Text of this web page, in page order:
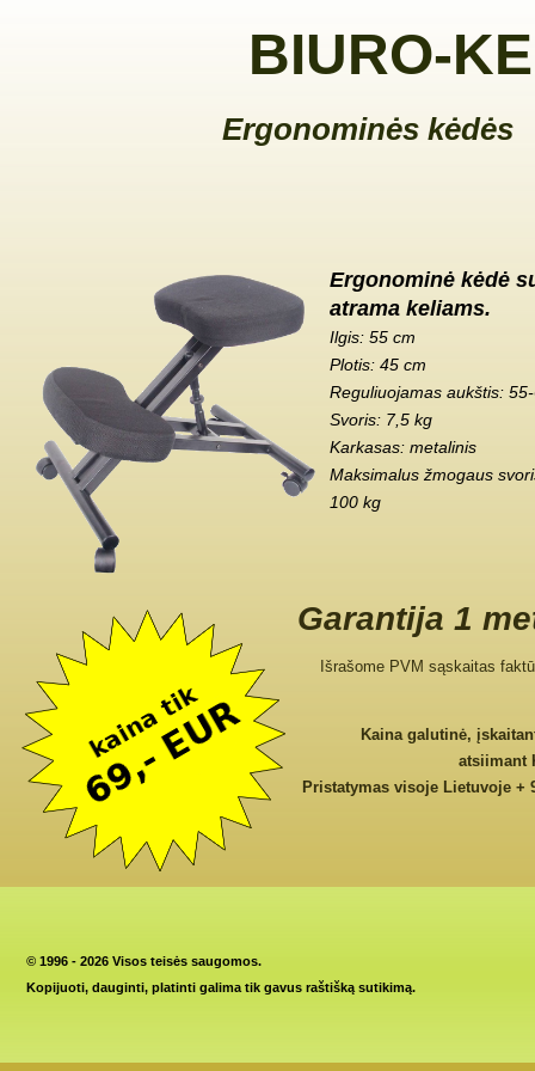
BIURO-
Ergonominės kėdės
Ergonominė kėdė
atrama keliams.
Ilgis: 55 cm
Plotis: 45 cm
Reguliuojamas aukštis:
Svoris: 7,5 kg
Karkasas: metalinis
Maksimalus žmogaus
100 kg
Garantija 1
Išrašome PVM sąskaitas
Kaina galutinė,
atsiimant
Pristatymas visoje Lietuvoje +
© 1996 - 2026 Visos teisės saugomos.
Kopijuoti, dauginti, platinti galima tik gavus raštišką sutikimą.